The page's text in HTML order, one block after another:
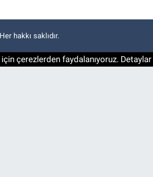
hakkı saklıdır.
çerezlerden faydalanıyoruz. Detaylar